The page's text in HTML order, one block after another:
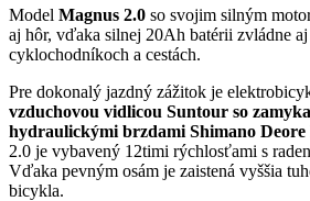
Model Magnus 2.0 so svojim silným
aj hôr, vďaka silnej 20Ah batérii zvládne
cyklochodníkoch a cestách.
Pre dokonalý jazdný zážitok je
vzduchovou vidlicou Suntour so
hydraulickými brzdami Shimano Deore
2.0 je vybavený 12timi rýchlosťami s
Vďaka pevným osám je zaistená vyššia
bicykla.